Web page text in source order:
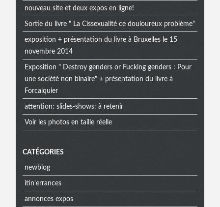
nouveau site et deux expos en ligne!
Sortie du livre " La Cissexualité ce douloureux problème"
exposition + présentation du livre à Bruxelles le 15
novembre 2014
Exposition " Destroy genders or Fucking genders : Pour
une société non binaire" + présentation du livre à
Forcalquier
attention: slides-shows: à retenir
Voir les photos en taille réelle
CATÉGORIES
newblog
itin'errances
annonces expos